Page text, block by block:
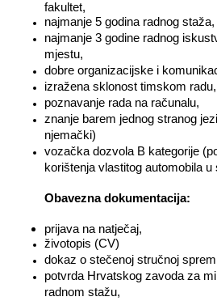
fakultet,
najmanje 5 godina radnog staža,
najmanje 3 godine radnog
mjestu,
dobre organizacijske i
izražena sklonost timskom radu,
poznavanje rada na računalu,
znanje barem jednog stranog
njemački)
vozačka dozvola B kategorije
korištenja vlastitog automobila
Obavezna dokumentacija:
prijava na natječaj,
životopis (CV)
dokaz o stečenoj stručnoj
potvrda Hrvatskog zavoda za
radnom stažu,